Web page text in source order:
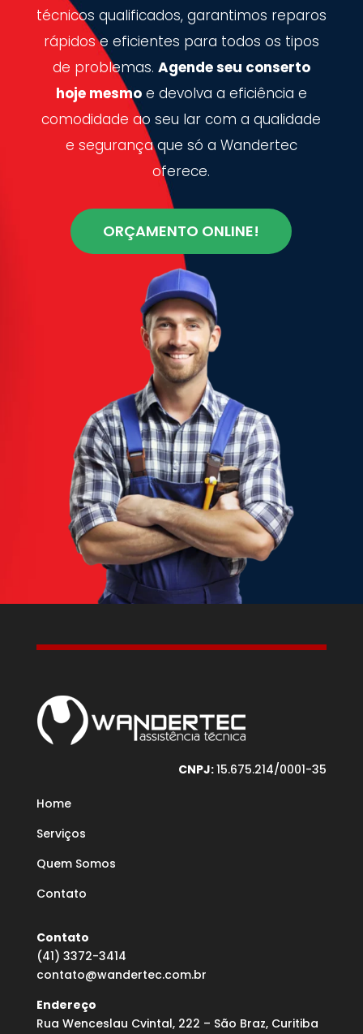
técnicos qualificados, garantimos reparos
rápidos e eficientes para todos os tipos
de problemas. Agende seu conserto
hoje mesmoe devolva a eficiência e
comodidade ao seu lar com a qualidade
e segurança que só a Wandertec
oferece.
ORÇAMENTO ONLINE!
CNPJ:15.675.214/0001-35
Home
Serviços
Quem Somos
Contato
Contato
(41) 3372-3414
contato@wandertec.com.br
Endereço
Rua Wenceslau Cvintal, 222 – São Braz, Curitiba